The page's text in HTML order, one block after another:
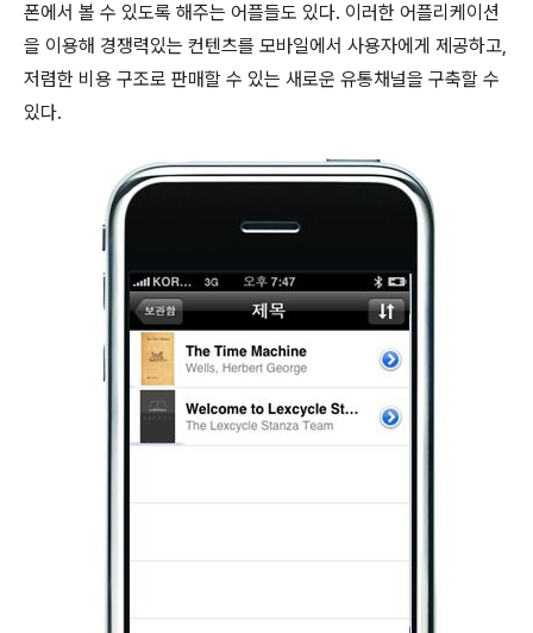
폰에서 볼 수 있도록 해주는 어플들도 있다. 이러한 어플리케이션
을 이용해 경쟁력있는 컨텐츠를 모바일에서 사용자에게 제공하고,
저렴한 비용 구조로 판매할 수 있는 새로운 유통채널을 구축할 수
있다.